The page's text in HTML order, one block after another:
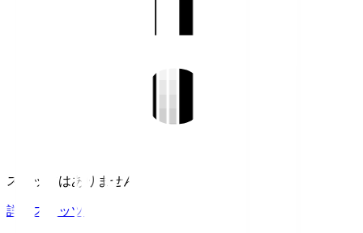
スタッツはありません。
詳細スタッツ